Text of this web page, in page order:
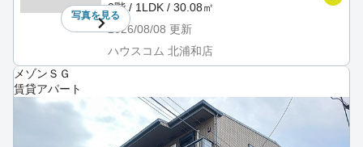
写真を見る
3階 / 1LDK / 30.08㎡
2026/08/08 更新
ハウスコム 北浦和店
メゾンＳＧ
賃貸アパート